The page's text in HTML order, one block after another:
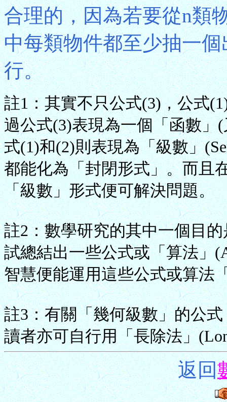
合理的，因為若要從n類
中每類物件都至少抽一
行。
註1：其實不只公式(3)，公式
過公式(3)表現為一個「函數」
式(1)和(2)則表現為「級數」
都能化為「封閉形式」。而且
「級數」形式便可解決問題。
註2：數學研究的其中一個目
試總結出一些公式或「算法」
智慧便能運用這些公式或算法
註3：有關「幾何級數」的公
讀者亦可自行用「長除法」
返回